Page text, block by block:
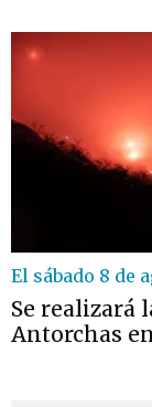
El sábado 8 de
Se realizará
Antorchas